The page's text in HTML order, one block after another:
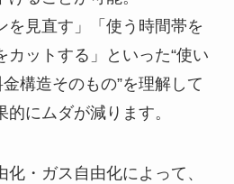
を見直す」「使う時間帯を
カットする」といった“使い
構造そのもの”を理解して
にムダが減ります。
・ガス自由化によって、